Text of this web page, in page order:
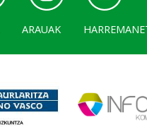
ARAUAK